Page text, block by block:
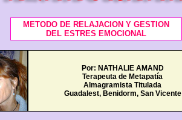
METODO DE RELAJACION Y GESTION
DEL ESTRES EMOCIONAL
Por: NATHALIE AMAND
Terapeuta de Metapatía
Almagramista Titulada
Guadalest, Benidorm, San Vicente